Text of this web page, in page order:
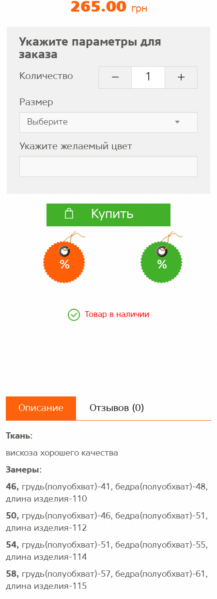
265.00 грн
Укажите параметры для
заказа
Количество
Размер
Укажите желаемый цвет
Купить
% %
Товар в наличии
Описание Отзывов (0)
Ткань:
вискоза хорошего качества
Замеры:
46, грудь(полуобхват)-41, бедра(полуобхват)-48,
длина изделия-110
50, грудь(полуобхват)-46, бедра(полуобхват)-51,
длина изделия-112
54, грудь(полуобхват)-51, бедра(полуобхват)-55,
длина изделия-114
58, грудь(полуобхват)-57, бедра(полуобхват)-61,
длина изделия-115